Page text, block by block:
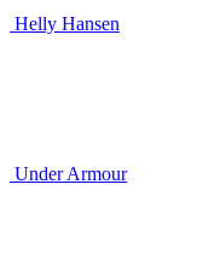
Helly Hansen
Under Armour